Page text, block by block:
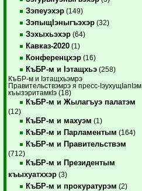
Зэпеуэхэр (149)
ЗэпыщIэныгъэхэр (32)
Зэхыхьэхэр (64)
Кавказ-2020 (1)
Конференцхэр (16)
КъБР-м и Iэтащхьэ (258)
КъБР-м и Iэтащхьэмрэ
Правительствэмрэ я пресс-IэухущIапIэм
къызэритамкIэ (18)
КъБР-м и Жылагъуэ палатэм
(12)
КъБР-м и махуэм (1)
КъБР-м и Парламентым (164)
КъБР-м и Правительствэм
(712)
КъБР-м и Президентым
къыхуатххэр (3)
КъБР-м и прокуратурэм (2)